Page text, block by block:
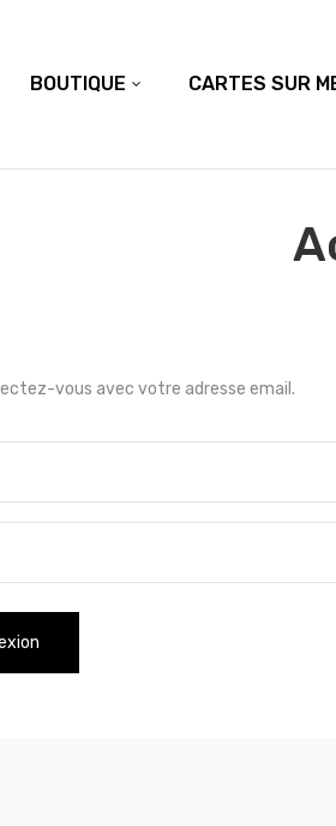
BOUTIQUE CARTES SUR
vous avec votre adresse email.